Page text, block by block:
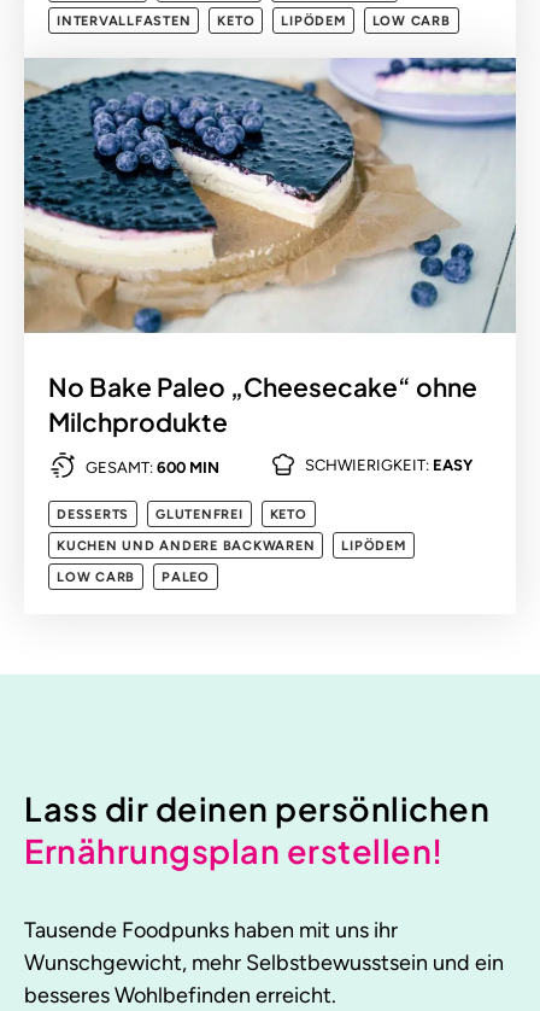
INTERVALLFASTEN
KETO LIPÖDEM LOW CARB
No Bake Paleo „Cheesecake“ ohne
Milchprodukte
GESAMT: 600 MIN SCHWIERIGKEIT: EASY
DESSERTS GLUTENFREI
KETO
KUCHEN UND ANDERE BACKWAREN
LIPÖDEM
LOW CARB
PALEO
Lass dir deinen persönlichen
Ernährungsplan erstellen!
Tausende Foodpunks haben mit uns ihr
Wunschgewicht, mehr Selbstbewusstsein und ein
besseres Wohlbefinden erreicht.